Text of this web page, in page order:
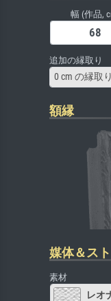
幅 (作品,
追加の縁取り
0 cm の縁取り
額縁
媒体＆ス
素材
レオ